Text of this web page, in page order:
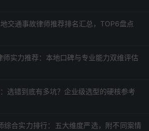
交通事故律师推荐排名汇总，TOP6盘点
实力推荐：本地口碑与专业能力双维评估
选错到底有多坑？企业级选型的硬核参考
综合实力排行：五大维度严选，附不同案情